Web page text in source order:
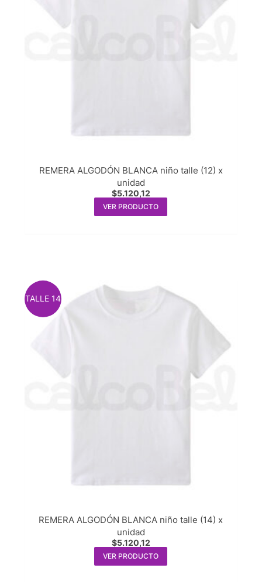
REMERA ALGODÓN BLANCA niño talle (12) x
unidad
$5.120,12
VER PRODUCTO
TALLE 14
REMERA ALGODÓN BLANCA niño talle (14) x
unidad
$5.120,12
VER PRODUCTO